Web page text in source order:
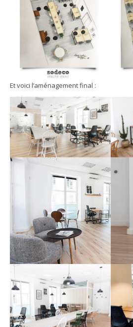
Et voici l’aménagement final :